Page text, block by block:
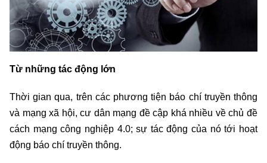
Từ những tác động lớn
Thời gian qua, trên các phương tiện báo chí truyền thông
và mạng xã hội, cư dân mạng đề cập khá nhiều về chủ đề
cách mạng công nghiệp 4.0; sự tác động của nó tới hoạt
động báo chí truyền thông.